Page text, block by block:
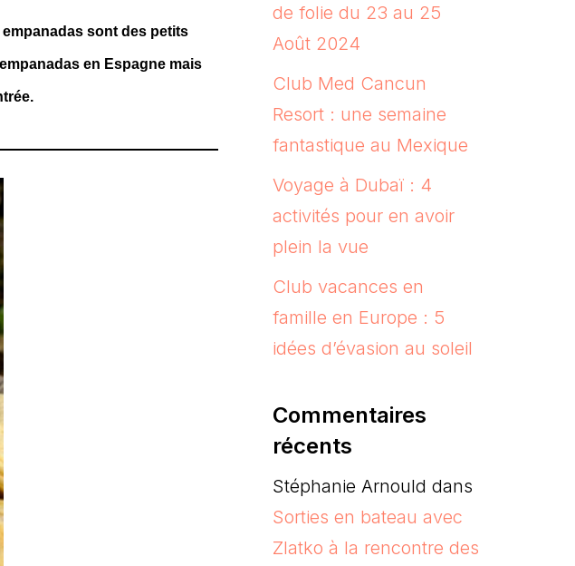
sont des petits
en Espagne mais
de folie du 23 au 25
Août 2024
Club Med Cancun
Resort : une semaine
fantastique au Mexique
Voyage à Dubaï : 4
activités pour en avoir
plein la vue
Club vacances en
famille en Europe : 5
idées d’évasion au soleil
Commentaires
récents
Stéphanie Arnould dans
Sorties en bateau avec
Zlatko à la rencontre des